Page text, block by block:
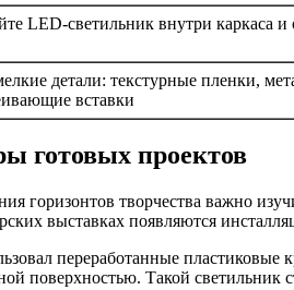
LED-светильник внутри каркаса и
детали: текстурные пленки,
вставки
готовых проектов
горизонтов творчества важно
выставках появляются
переработанные
поверхностью. Такой светильник